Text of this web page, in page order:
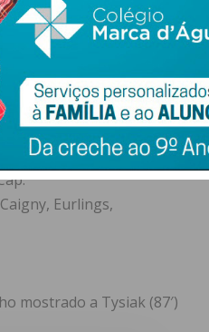
Suzane Pires, Andreia
Janice Cayman, Missipo,
Eurlings,
mostrado a Tysiak (87′)